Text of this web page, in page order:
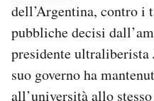
CALENDARIO
AREA PERSONALE
Area Personale
dell’Argentina, contro i
pubbliche decisi
presidente
suo governo ha
all’università allo